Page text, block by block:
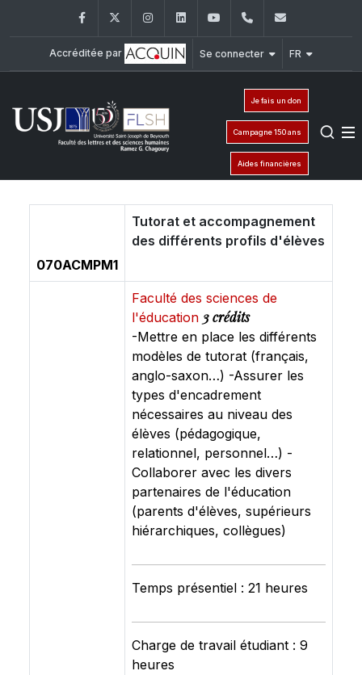
FacebookTwitter InstagramLinkedInYouTube+961 (1) 421 000
Accréditée par Se connecter FR
Je fais un don
Campagne 150 ans
Aides financières
070ACMPM1
Tutorat et accompagnement
des différents profils d'élèves
Faculté des sciences de
l'éducation 3 crédits
-Mettre en place les différents
modèles de tutorat (français,
anglo-saxon…) -Assurer les
types d'encadrement
nécessaires au niveau des
élèves (pédagogique,
relationnel, personnel…) -
Collaborer avec les divers
partenaires de l'éducation
(parents d'élèves, supérieurs
hiérarchiques, collègues)
Temps présentiel : 21 heures
Charge de travail étudiant : 9
heures